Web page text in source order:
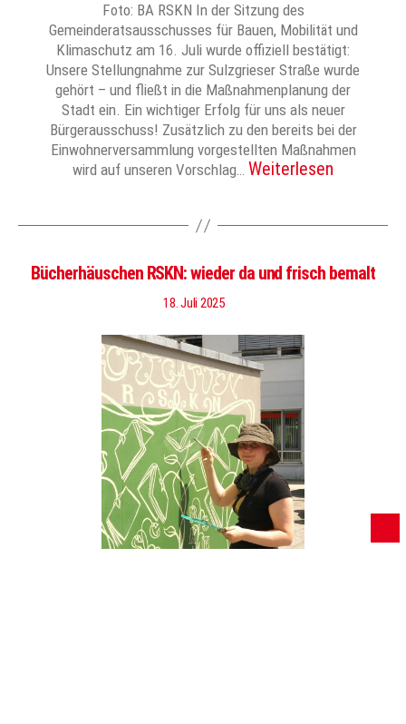
Foto: BA RSKN In der Sitzung des
Gemeinderatsausschusses für Bauen, Mobilität und
Klimaschutz am 16. Juli wurde offiziell bestätigt:
Unsere Stellungnahme zur Sulzgrieser Straße wurde
gehört – und fließt in die Maßnahmenplanung der
Stadt ein. Ein wichtiger Erfolg für uns als neuer
Bürgerausschuss! Zusätzlich zu den bereits bei der
Einwohnerversammlung vorgestellten Maßnahmen
wird auf unseren Vorschlag… Weiterlesen
Bücherhäuschen RSKN: wieder da und frisch bemalt
18. Juli 2025